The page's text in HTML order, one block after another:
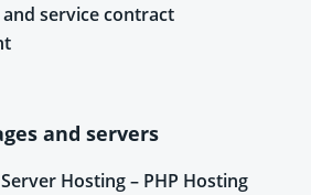
service contract
and servers
Hosting – PHP Hosting